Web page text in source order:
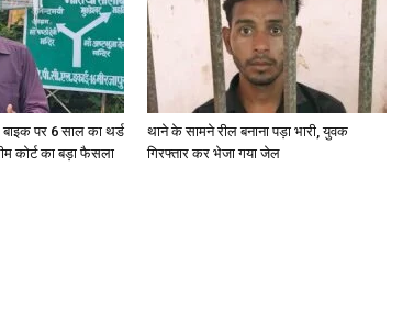
पर 6 साल का थर्ड
कोर्ट का बड़ा फैसला
थाने के सामने रील बनाना पड़ा भारी, युवक
गिरफ्तार कर भेजा गया जेल